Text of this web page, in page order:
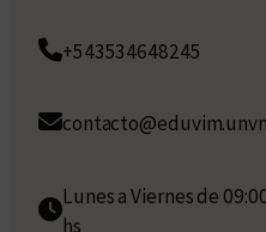
+543534648245
Lunes a Viernes de
hs